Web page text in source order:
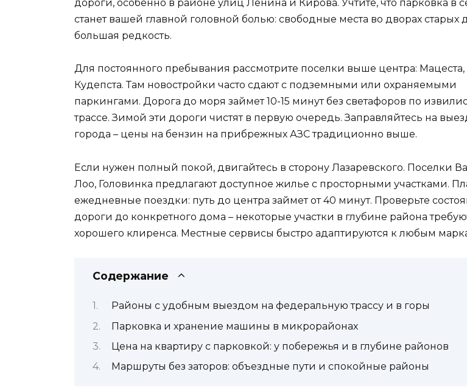
дороги, особенно в районе улиц Ленина и Кирова. Учтите, что парковка в
станет вашей главной головной болью: свободные места во дворах старых
большая редкость.
Для постоянного пребывания рассмотрите поселки выше центра: Мацеста,
Кудепста. Там новостройки часто сдают с подземными или охраняемыми
паркингами. Дорога до моря займет 10-15 минут без светафоров по
трассе. Зимой эти дороги чистят в первую очередь. Заправляйтесь на
города – цены на бензин на прибрежных АЗС традиционно выше.
Если нужен полный покой, двигайтесь в сторону Лазаревского. Поселки
Лоо, Головинка предлагают доступное жилье с просторными участками.
ежедневные поездки: путь до центра займет от 40 минут. Проверьте
дороги до конкретного дома – некоторые участки в глубине района
хорошего клиренса. Местные сервисы быстро адаптируются к любым
Содержание
Районы с удобным выездом на федеральную трассу и в горы
Парковка и хранение машины в микрорайонах
Цена на квартиру с парковкой: у побережья и в глубине районов
Маршруты без заторов: объездные пути и спокойные районы